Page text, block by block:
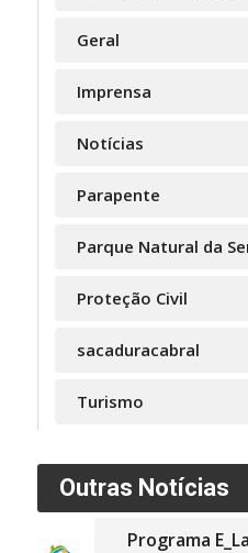
Geral
Imprensa
Notícias
Parapente
Parque Natural da
Proteção Civil
sacaduracabral
Turismo
Outras Notícias
Programa